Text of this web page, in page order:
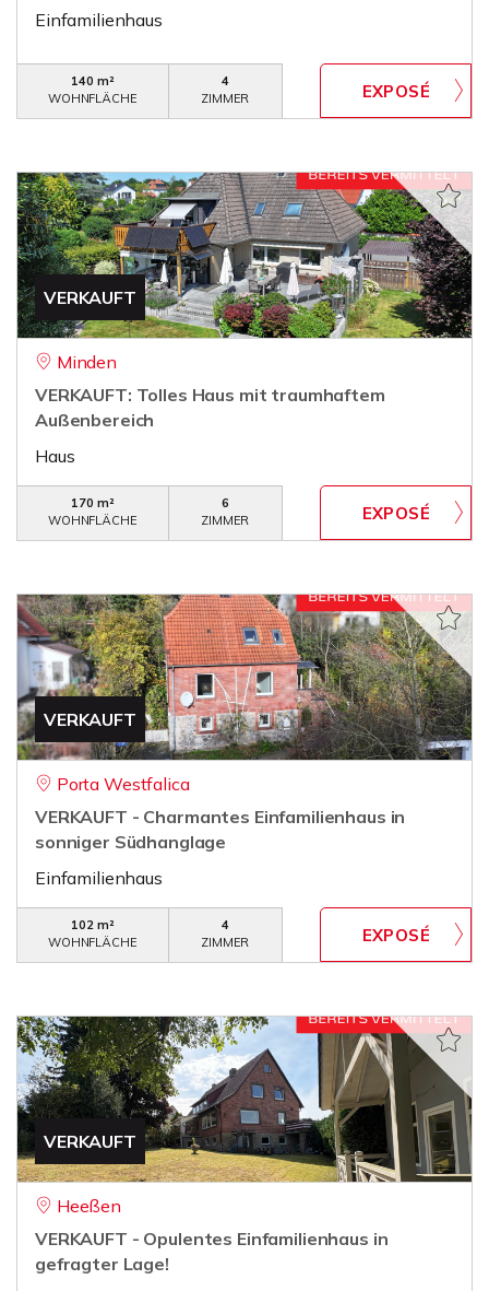
Einfamilienhaus
140 m²
WOHNFLÄCHE
4
ZIMMER
VERKAUFT
Minden
VERKAUFT: Tolles Haus mit traumhaftem
Außenbereich
Haus
170 m²
WOHNFLÄCHE
6
ZIMMER
VERKAUFT
Porta Westfalica
VERKAUFT - Charmantes Einfamilienhaus in
sonniger Südhanglage
Einfamilienhaus
102 m²
WOHNFLÄCHE
4
ZIMMER
VERKAUFT
Heeßen
VERKAUFT - Opulentes Einfamilienhaus in
gefragter Lage!